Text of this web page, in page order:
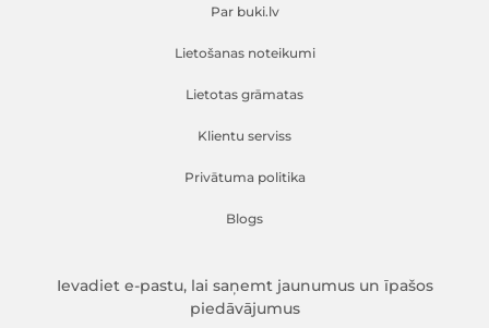
Par buki.lv
Lietošanas noteikumi
Lietotas grāmatas
Klientu serviss
Privātuma politika
Blogs
Ievadiet e-pastu, lai saņemt jaunumus un īpašos
piedāvājumus